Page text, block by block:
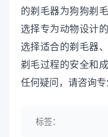
的剃毛器为狗狗剃
选择专为动物设计
选择适合的剃毛器
剃毛过程的安全和
任何疑问，请咨询专
标签：